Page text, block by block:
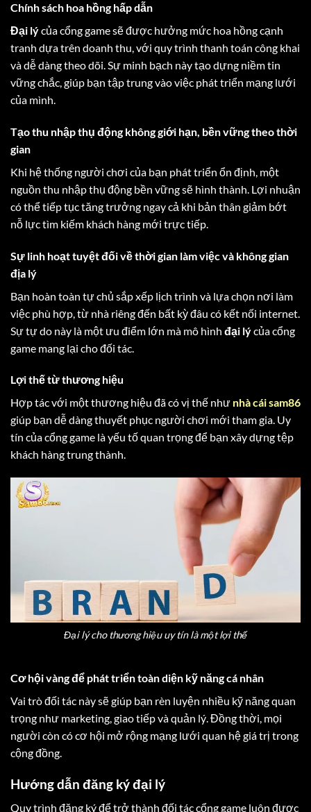
Chính sách hoa hồng hấp dẫn
Đại lýcủa cổng game sẽ được hưởng mức hoa hồng cạnh
tranh dựa trên doanh thu, với quy trình thanh toán công khai
và dễ dàng theo dõi. Sự minh bạch này tạo dựng niềm tin
vững chắc, giúp bạn tập trung vào việc phát triển mạng lưới
của mình.
Tạo thu nhập thụ động không giới hạn, bền vững theo thời
gian
Khi hệ thống người chơi của bạn phát triển ổn định, một
nguồn thu nhập thụ động bền vững sẽ hình thành. Lợi nhuận
có thể tiếp tục tăng trưởng ngay cả khi bản thân giảm bớt
nỗ lực tìm kiếm khách hàng mới trực tiếp.
Sự linh hoạt tuyệt đối về thời gian làm việc và không gian
địa lý
Bạn hoàn toàn tự chủ sắp xếp lịch trình và lựa chọn nơi làm
việc phù hợp, từ nhà riêng đến bất kỳ đâu có kết nối internet.
Sự tự do này là một ưu điểm lớn mà mô hình đại lýcủa cổng
game mang lại cho đối tác.
Lợi thế từ thương hiệu
Hợp tác với một thương hiệu đã có vị thế như nhà cái sam86
giúp bạn dễ dàng thuyết phục người chơi mới tham gia. Uy
tín của cổng game là yếu tố quan trọng để bạn xây dựng tệp
khách hàng trung thành.
Đại lý cho thương hiệu uy tín là một lợi thế
Cơ hội vàng để phát triển toàn diện kỹ năng cá nhân
Vai trò đối tác này sẽ giúp bạn rèn luyện nhiều kỹ năng quan
trọng như marketing, giao tiếp và quản lý. Đồng thời, mọi
người còn có cơ hội mở rộng mạng lưới quan hệ giá trị trong
cộng đồng.
Hướng dẫn đăng ký đại lý
Quy trình đăng ký để trở thành đối tác cổng game luôn được